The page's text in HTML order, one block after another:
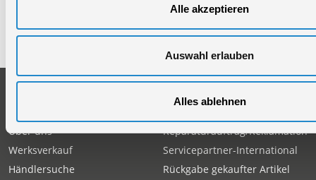
Alle akzeptieren
Auswahl erlauben
Alles ablehnen
Telefax: +49 (0)7904-70051999
Über uns
Werksverkauf
Händlersuche
Reparaturauftrag/Reklamation
Servicepartner-International
Rückgabe gekaufter Artikel